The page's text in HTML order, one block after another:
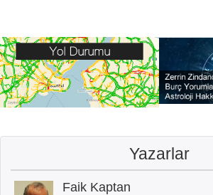
Yazarlar
Faik Kaptan